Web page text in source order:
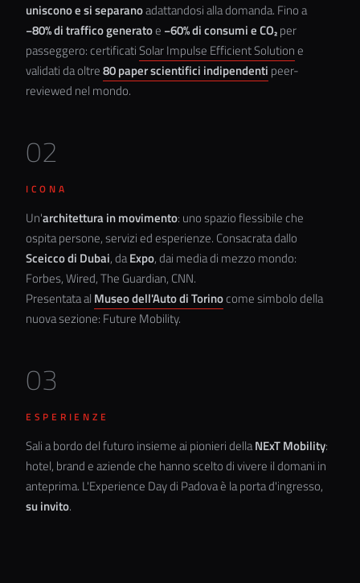
uniscono e si separanoadattandosi alla domanda. Fino a
−80% di traffico generatoe −60% di consumi e CO₂per
passeggero: certificatiSolar Impulse Efficient Solutione
validati da oltre80 paper scientifici indipendenti peer-
reviewed nel mondo.
02
ICONA
Un'architettura in movimento: uno spazio flessibile che
ospita persone, servizi ed esperienze. Consacrata dallo
Sceicco di Dubai, daExpo, dai media di mezzo mondo:
Forbes, Wired, The Guardian, CNN.
Presentata al Museo dell'Auto di Torinocome simbolo della
nuova sezione: Future Mobility.
03
ESPERIENZE
Sali a bordo del futuro insieme ai pionieri dellaNExT Mobility:
hotel, brand e aziende che hanno scelto di vivere il domani in
anteprima. L'Experience Day di Padova è la porta d'ingresso,
su invito.